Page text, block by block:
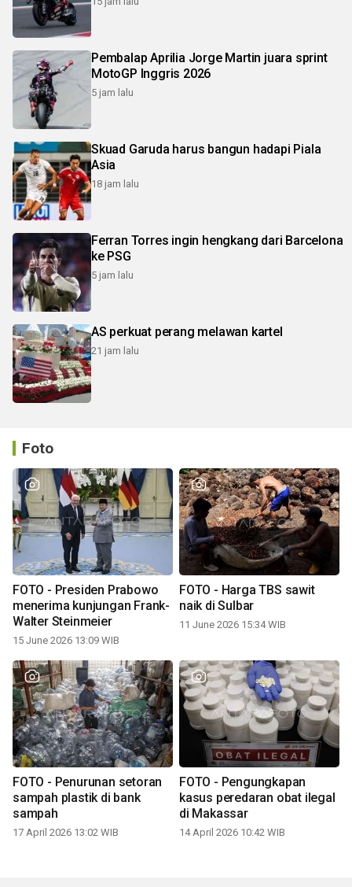
Pembalap Aprilia Jorge Martin juara sprint
MotoGP Inggris 2026
5 jam lalu
Skuad Garuda harus bangun hadapi Piala
Asia
18 jam lalu
Ferran Torres ingin hengkang dari Barcelona
ke PSG
5 jam lalu
AS perkuat perang melawan kartel
21 jam lalu
Foto
FOTO - Presiden Prabowo
menerima kunjungan Frank-
Walter Steinmeier
15 June 2026 13:09 WIB
FOTO - Harga TBS sawit
naik di Sulbar
11 June 2026 15:34 WIB
FOTO - Penurunan setoran
sampah plastik di bank
sampah
17 April 2026 13:02 WIB
FOTO - Pengungkapan
kasus peredaran obat ilegal
di Makassar
14 April 2026 10:42 WIB